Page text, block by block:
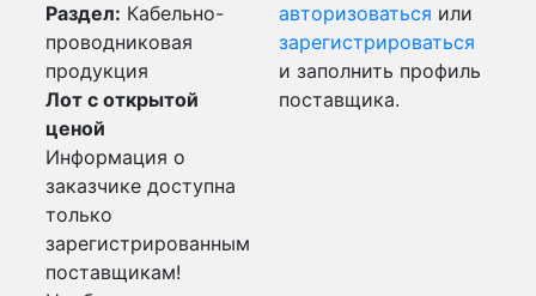
Раздел: Кабельно-
проводниковая
продукция
Лот с открытой
ценой
Информация о
заказчике доступна
только
зарегистрированным
поставщикам!
авторизоваться или
зарегистрироваться
и заполнить профиль
поставщика.